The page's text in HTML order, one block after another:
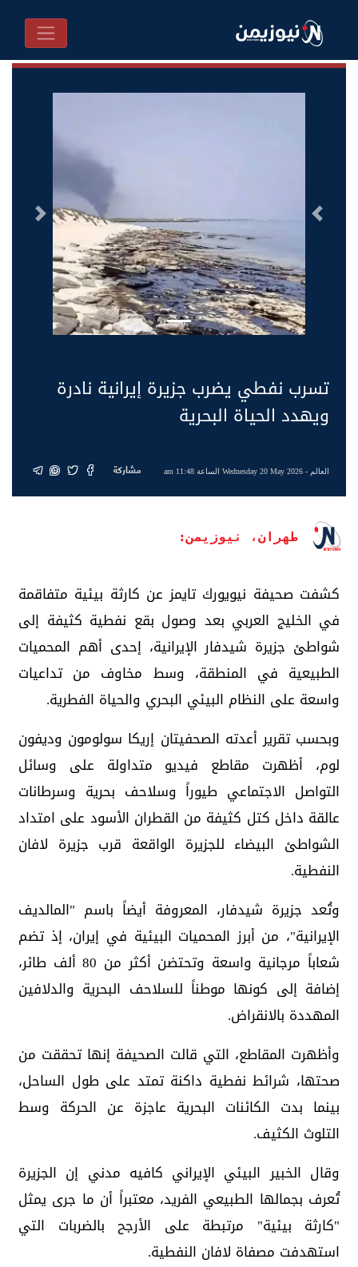
السابق التالى
تسرب نفطي يضرب جزيرة إيرانية نادرة
ويهدد الحياة البحرية
العالم - Wednesday 20 May 2026 الساعة 11:48 am مشاركة
طهران، نيوزيمن:
كشفت صحيفة نيويورك تايمز عن كارثة بيئية متفاقمة
في الخليج العربي بعد وصول بقع نفطية كثيفة إلى
شواطئ جزيرة شيدفار الإيرانية، إحدى أهم المحميات
الطبيعية في المنطقة، وسط مخاوف من تداعيات
واسعة على النظام البيئي البحري والحياة الفطرية.
وبحسب تقرير أعدته الصحفيتان إريكا سولومون وديفون
لوم، أظهرت مقاطع فيديو متداولة على وسائل
التواصل الاجتماعي طيوراً وسلاحف بحرية وسرطانات
عالقة داخل كتل كثيفة من القطران الأسود على امتداد
الشواطئ البيضاء للجزيرة الواقعة قرب جزيرة لافان
النفطية.
وتُعد جزيرة شيدفار، المعروفة أيضاً باسم "المالديف
الإيرانية"، من أبرز المحميات البيئية في إيران، إذ تضم
شعاباً مرجانية واسعة وتحتضن أكثر من 80 ألف طائر،
إضافة إلى كونها موطناً للسلاحف البحرية والدلافين
المهددة بالانقراض.
وأظهرت المقاطع، التي قالت الصحيفة إنها تحققت من
صحتها، شرائط نفطية داكنة تمتد على طول الساحل،
بينما بدت الكائنات البحرية عاجزة عن الحركة وسط
التلوث الكثيف.
وقال الخبير البيئي الإيراني كافيه مدني إن الجزيرة
تُعرف بجمالها الطبيعي الفريد، معتبراً أن ما جرى يمثل
"كارثة بيئية" مرتبطة على الأرجح بالضربات التي
استهدفت مصفاة لافان النفطية.